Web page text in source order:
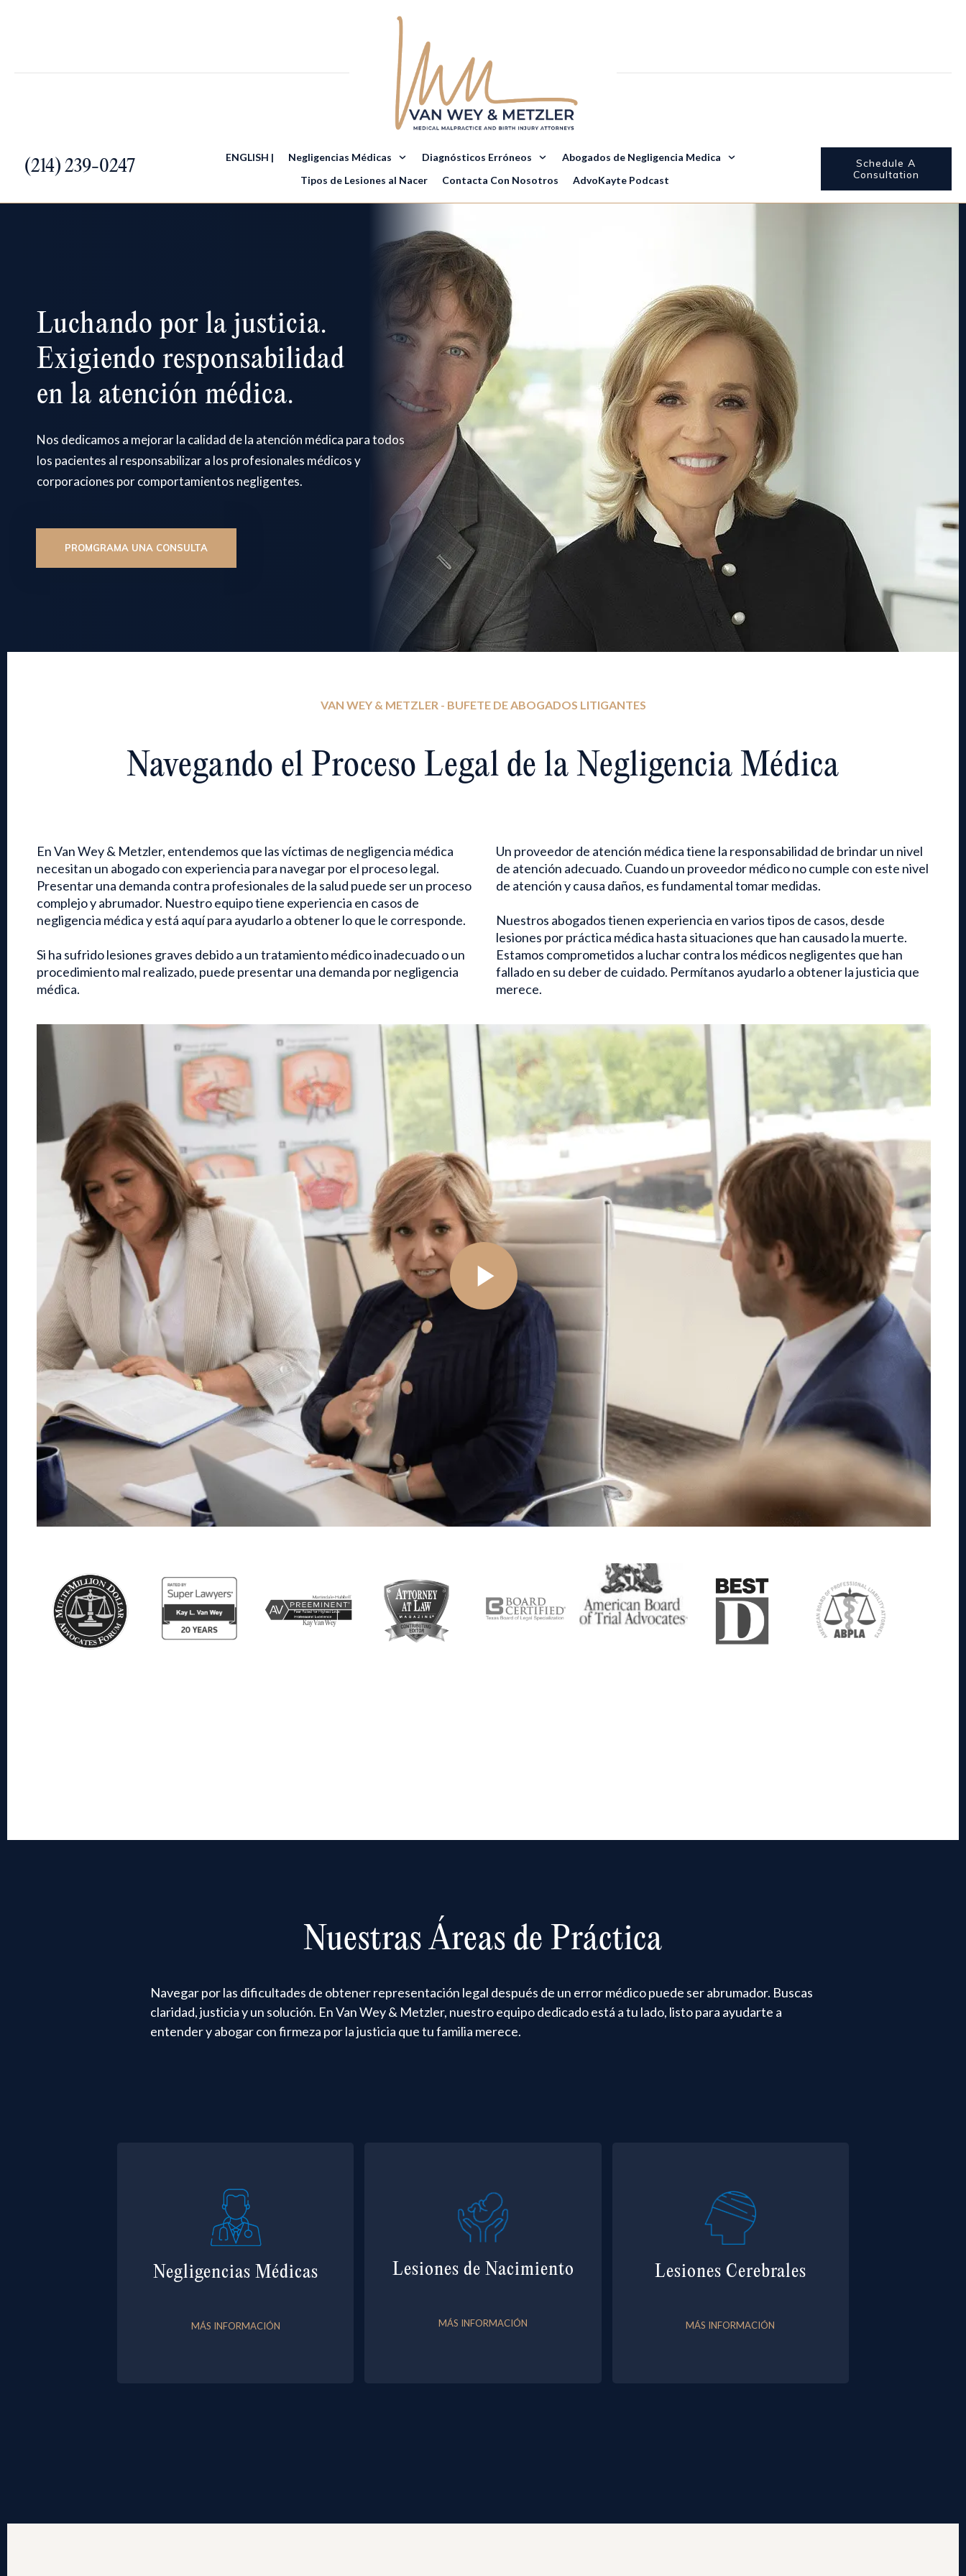
(214) 239-0247 ENGLISH | Negligencias Médicas Diagnósticos Erróneos
Abogados de Negligencia Medica
Tipos de Lesiones al Nacer
Contacta Con Nosotros AdvoKayte Podcast
Schedule A
Consultation
Luchando por la justicia.
Exigiendo responsabilidad
en la atención médica.
Nos dedicamos a mejorar la calidad de la atención médica para todos
los pacientes al responsabilizar a los profesionales médicos y
corporaciones por comportamientos negligentes.
PROMGRAMA UNA CONSULTA
VAN WEY & METZLER - BUFETE DE ABOGADOS LITIGANTES
Navegando el Proceso Legal de la Negligencia Médica
En Van Wey & Metzler, entendemos que las víctimas de negligencia médica
necesitan un abogado con experiencia para navegar por el proceso legal.
Presentar una demanda contra profesionales de la salud puede ser un proceso
complejo y abrumador. Nuestro equipo tiene experiencia en casos de
negligencia médica y está aquí para ayudarlo a obtener lo que le corresponde.
Si ha sufrido lesiones graves debido a un tratamiento médico inadecuado o un
procedimiento mal realizado, puede presentar una demanda por negligencia
médica.
Un proveedor de atención médica tiene la responsabilidad de brindar un nivel
de atención adecuado. Cuando un proveedor médico no cumple con este nivel
de atención y causa daños, es fundamental tomar medidas.
Nuestros abogados tienen experiencia en varios tipos de casos, desde
lesiones por práctica médica hasta situaciones que han causado la muerte.
Estamos comprometidos a luchar contra los médicos negligentes que han
fallado en su deber de cuidado. Permítanos ayudarlo a obtener la justicia que
merece.
Nuestras Áreas de Práctica
Navegar por las dificultades de obtener representación legal después de un error médico puede ser abrumador. Buscas
claridad, justicia y un solución. En Van Wey & Metzler, nuestro equipo dedicado está a tu lado, listo para ayudarte a
entender y abogar con firmeza por la justicia que tu familia merece.
Negligencias Médicas
MÁS INFORMACIÓN
Lesiones de Nacimiento
MÁS INFORMACIÓN
Lesiones Cerebrales
MÁS INFORMACIÓN